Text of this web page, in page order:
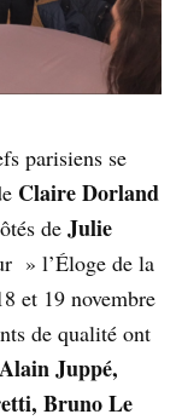
parisiens se
Claire Dorland
de Julie
» l’Éloge de la
et 19 novembre
de qualité ont
Alain Juppé,
Bruno Le